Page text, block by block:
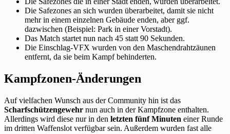
Die Safezones an sich wurden überarbeitet, damit sie nicht
mehr in einem einzelnen Gebäude enden, aber ggf.
dazwischen (Beispiel: Park in einer Vorstadt).
Das Match startet nun nach 45 statt 90 Sekunden.
Die Einschlag-VFX wurden von den Maschendrahtzäunen
entfernt, da sie beim Kampf behinderten.
Kampfzonen-Änderungen
Auf vielfachen Wunsch aus der Community hin ist das
Scharfschützengewehr nun auch in der Kampfzone enthalten.
Allerdings wird diese nur in den letzten fünf Minuten einer Runde
im dritten Waffenslot verfügbar sein. Außerdem wurden fast alle